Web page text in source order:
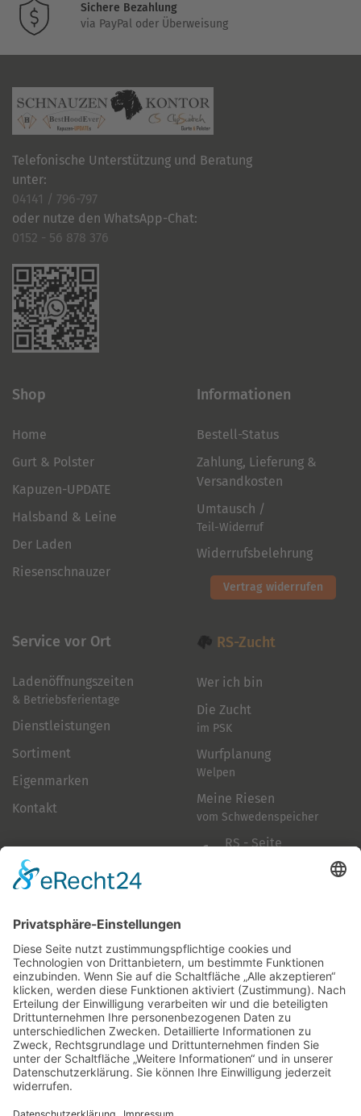
Sichere Bezahlung
via PayPal oder Überweisung
Telefonische Unterstützung und Beratung
unter:
04141 / 796-797
oder nutze den WhatsApp-Chat:
0152 - 56 878 376
Shop
Home
Gurt & Polster
Kapuzen-UPDATE
Halsband & Leine
Der Laden
Riesenschnauzer
Informationen
Bestell-Status
Zahlung, Lieferung &
Versandkosten
Umtausch /
Teil-Widerruf
Widerrufsbelehrung
Vertrag widerrufen
Service vor Ort
Ladenöffnungszeiten
& Betriebsferientage
Dienstleistungen
Sortiment
Eigenmarken
Kontakt
RS-Zucht
Wer ich bin
Die Zucht
im PSK
Wurfplanung
Welpen
Meine Riesen
vom Schwedenspeicher
RS - Seite
Folge mir
Zahlungsarten
& Vorab-Überweisung
Alle Preise inkl. gesetzl. Mehrwertsteuer zzgl.